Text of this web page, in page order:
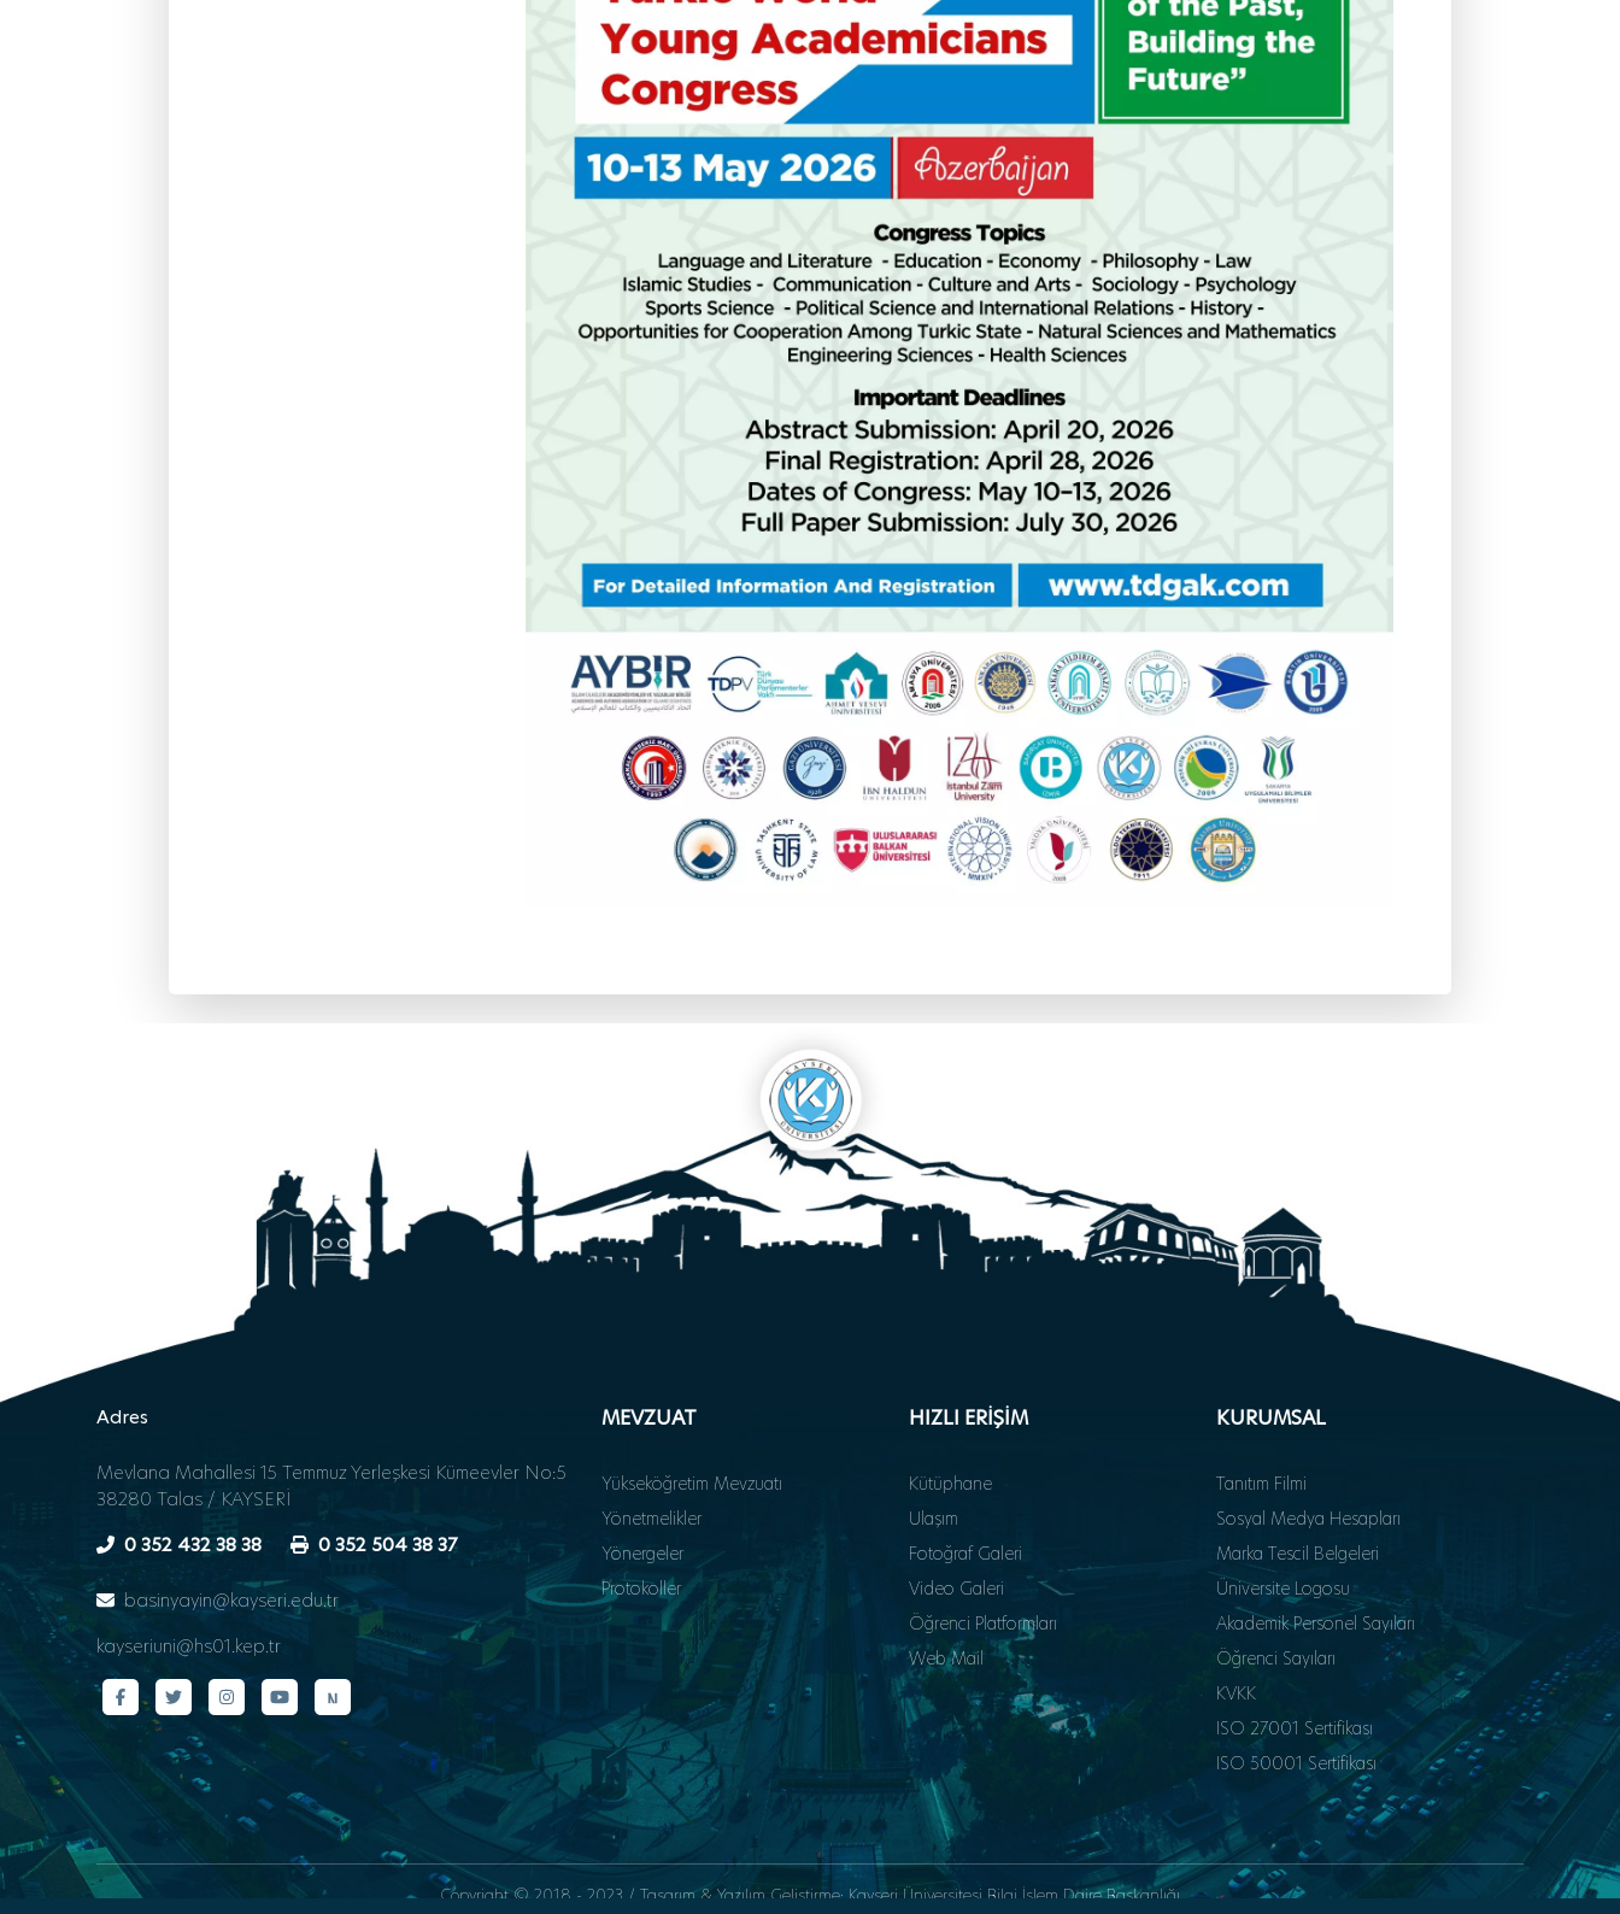
Adres
Mevlana Mahallesi 15 Temmuz Yerleşkesi Kümeevler No:5
38280 Talas / KAYSERİ
0 352 432 38 38
0 352 504 38 37
basinyayin@kayseri.edu.tr
kayseriuni@hs01.kep.tr
MEVZUAT
Yükseköğretim Mevzuatı
Yönetmelikler
Yönergeler
Protokoller
HIZLI ERİŞİM
Kütüphane
Ulaşım
Fotoğraf Galeri
Video Galeri
Öğrenci Platformları
Web Mail
KURUMSAL
Tanıtım Filmi
Sosyal Medya Hesapları
Marka Tescil Belgeleri
Üniversite Logosu
Akademik Personel Sayıları
Öğrenci Sayıları
KVKK
ISO 27001 Sertifikası
ISO 50001 Sertifikası
Copyright © 2018 - 2023 / Tasarım & Yazılım Geliştirme: Kayseri Üniversitesi Bilgi İşlem Daire Başkanlığı